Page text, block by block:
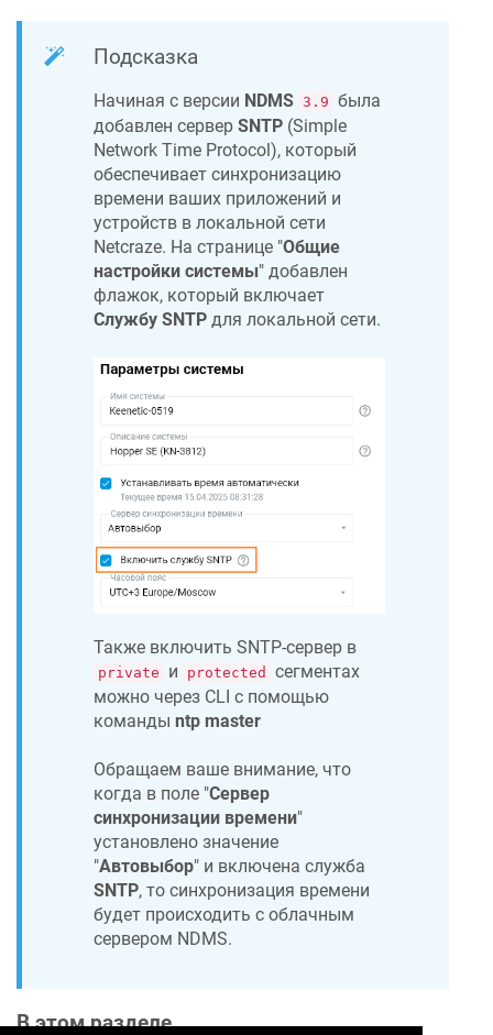
Подсказка
Начиная с версии NDMS 3.9 была
добавлен сервер SNTP (Simple
Network Time Protocol), который
обеспечивает синхронизацию
времени ваших приложений и
устройств в локальной сети
Netcraze. На странице "Общие
настройки системы" добавлен
флажок, который включает
Службу SNTP для локальной сети.
Также включить SNTP-сервер в
private и protected
сегментах
можно через CLI с помощью
команды ntp master
Обращаем ваше внимание, что
когда в поле "Сервер
синхронизации времени"
установлено значение
"Автовыбор" и включена служба
SNTP, то синхронизация времени
будет происходить с облачным
сервером NDMS.
В этом разделе